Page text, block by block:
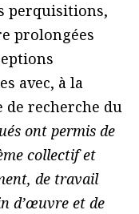
perquisitions,
prolongées
avec, à la
recherche du
ont permis de
collectif et
de travail
d’œuvre et de